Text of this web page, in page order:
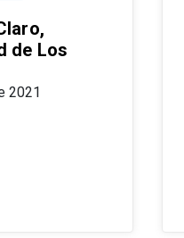
de Los
2021